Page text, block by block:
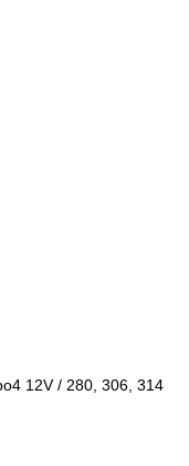
12V / 280, 306, 314